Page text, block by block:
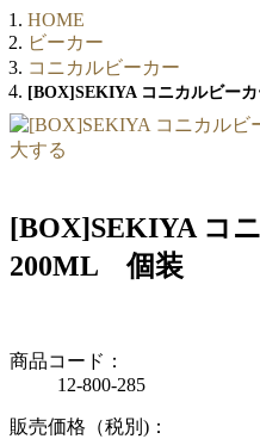
HOME
ビーカー
コニカルビーカー
[BOX]SEKIYA コニカルビー
大する
[BOX]SEKIYA コ
200ML 個装
商品コード：
12-800-285
販売価格（税別)：